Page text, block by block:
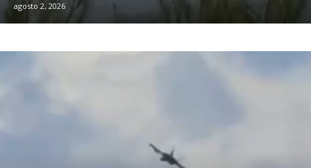
agosto 2, 2026